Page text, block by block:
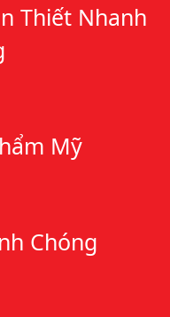
Thiết Nhanh
Mỹ
Chóng